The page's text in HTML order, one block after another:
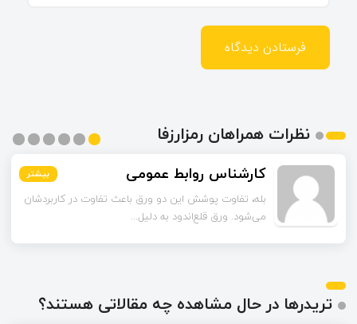
نظرات همراهان رمزارزفا
کارشناس روابط عمومی بیشتر
بله، تفاوت پوشش این دو ورق باعث تفاوت در کاربردشان
می‌شود. ورق قلع‌اندود به دلیل...
اسماعیل زاده بیشتر
تا قبل از خوندن این مقاله فکر می‌کردم ورق قلع‌اندود
همون ورق گالوانیزه است. تفاو...
بیشتر
بیشتر
بیشتر
بیشتر
تریدرها در حال مشاهده چه مقالاتی هستند؟